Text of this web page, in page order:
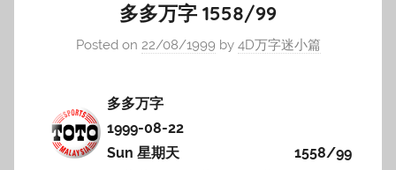
多多万字 1558/99
Posted on 22/08/1999 by 4D万字迷小篇
多多万字
1999-08-22
Sun 星期天
1558/99